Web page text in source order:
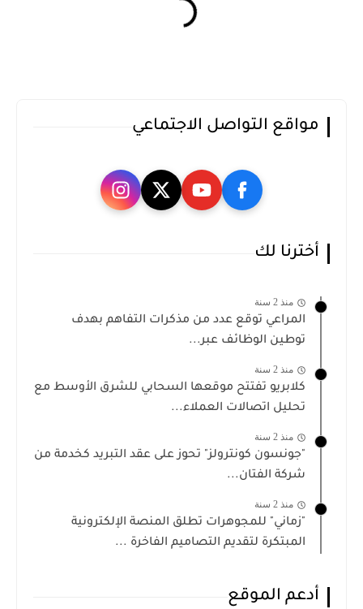
مواقع التواصل الاجتماعي
أخترنا لك
منذ 2 سنة
المراعي توقع عدد من مذكرات التفاهم بهدف
توطين الوظائف عبر...
منذ 2 سنة
كلابريو تفتتح موقعها السحابي للشرق الأوسط مع
تحليل اتصالات العملاء...
منذ 2 سنة
"جونسون كونترولز" تحوز على عقد التبريد كخدمة من
شركة الفتان...
منذ 2 سنة
"زماني" للمجوهرات تطلق المنصة الإلكترونية
المبتكرة لتقديم التصاميم الفاخرة ...
أدعم الموقع